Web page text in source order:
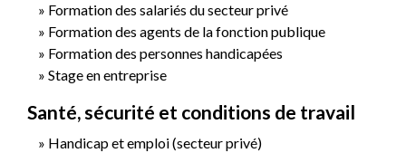
Formation des salariés du secteur privé
Formation des agents de la fonction publique
Formation des personnes handicapées
Stage en entreprise
Santé, sécurité et conditions de travail
Handicap et emploi (secteur privé)